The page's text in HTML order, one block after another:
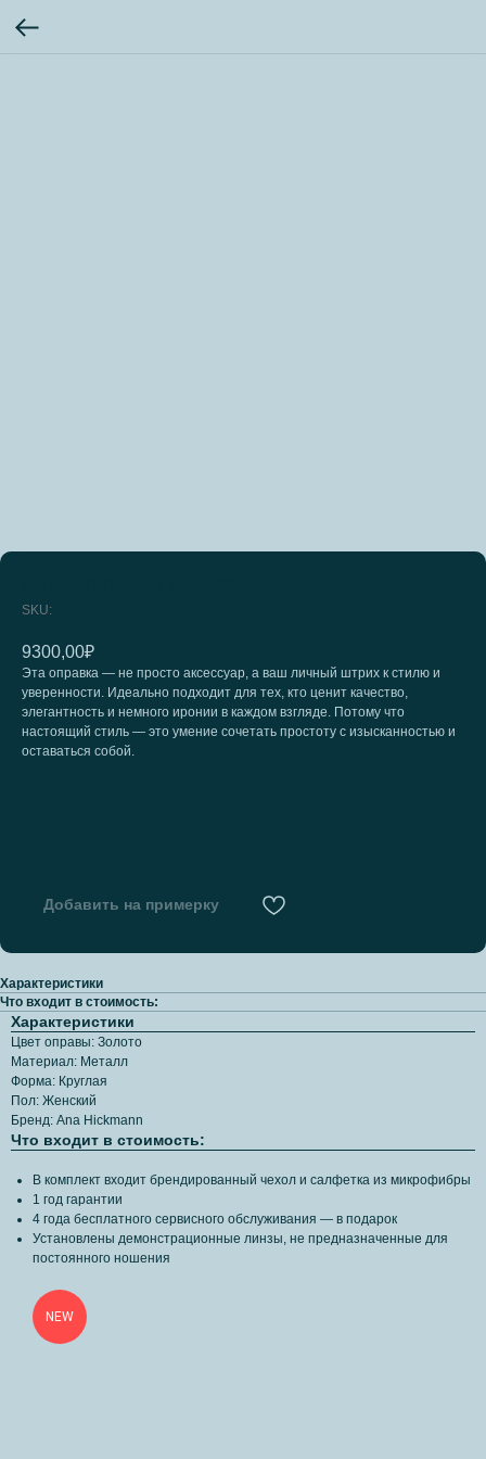
SKU:
9300,00₽
Добавить на примерку
Эта оправка — не просто аксессуар, а ваш личный штрих к стилю и
уверенности. Идеально подходит для тех, кто ценит качество,
элегантность и немного иронии в каждом взгляде. Потому что
настоящий стиль — это умение сочетать простоту с изысканностью и
оставаться собой.
Характеристики
Что входит в стоимость:
Характеристики
Цвет оправы: Золото
Материал: Металл
Форма: Круглая
Пол: Женский
Бренд: Ana Hickmann
Что входит в стоимость:
В комплект входит брендированный чехол и салфетка из микрофибры
1 год гарантии
4 года бесплатного сервисного обслуживания — в подарок
Установлены демонстрационные линзы, не предназначенные для
постоянного ношения
NEW